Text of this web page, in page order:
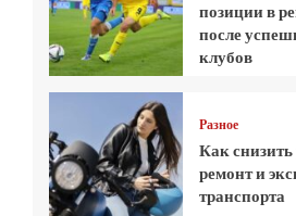
позиции в
после
клубов
Разное
Как
ремонт и
транспорта